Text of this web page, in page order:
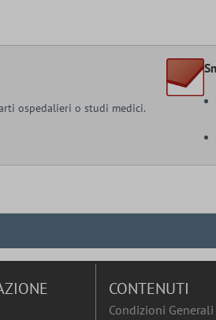
ospedalieri o studi medici.
CONTENUTI
Condizioni Generali